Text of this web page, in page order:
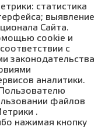
статистика
выявление
Сайта.
cookie и
с
законодательства
аналитики.
файлов
.
нажимая кнопку